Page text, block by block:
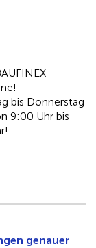
bis Donnerstag
9:00 Uhr bis
genauer